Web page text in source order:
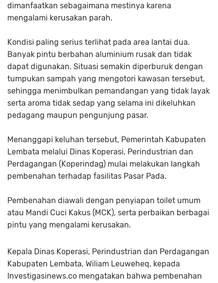
dimanfaatkan sebagaimana mestinya karena
mengalami kerusakan parah.
Kondisi paling serius terlihat pada area lantai dua.
Banyak pintu berbahan aluminium rusak dan tidak
dapat digunakan. Situasi semakin diperburuk dengan
tumpukan sampah yang mengotori kawasan tersebut,
sehingga menimbulkan pemandangan yang tidak layak
serta aroma tidak sedap yang selama ini dikeluhkan
pedagang maupun pengunjung pasar.
Menanggapi keluhan tersebut, Pemerintah Kabupaten
Lembata melalui Dinas Koperasi, Perindustrian dan
Perdagangan (Koperindag) mulai melakukan langkah
pembenahan terhadap fasilitas Pasar Pada.
Pembenahan diawali dengan penyiapan toilet umum
atau Mandi Cuci Kakus (MCK), serta perbaikan berbagai
pintu yang mengalami kerusakan.
Kepala Dinas Koperasi, Perindustrian dan Perdagangan
Kabupaten Lembata, Wiliam Leuweheq, kepada
Investigasinews.co mengatakan bahwa pembenahan